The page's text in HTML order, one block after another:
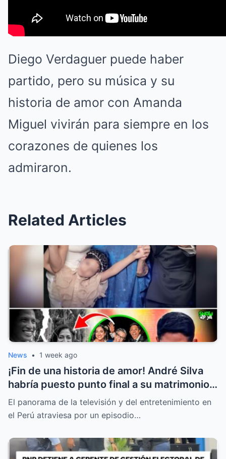
Diego Verdaguer puede haber
partido, pero su música y su
historia de amor con Amanda
Miguel vivirán para siempre en los
corazones de quienes los
admiraron.
Related Articles
News • 1 week ago
¡Fin de una historia de amor! André Silva
habría puesto punto final a su matrimonio
con la hija de Michelle Alexander
El panorama de la televisión y del entretenimiento en
el Perú atraviesa por un episodio…